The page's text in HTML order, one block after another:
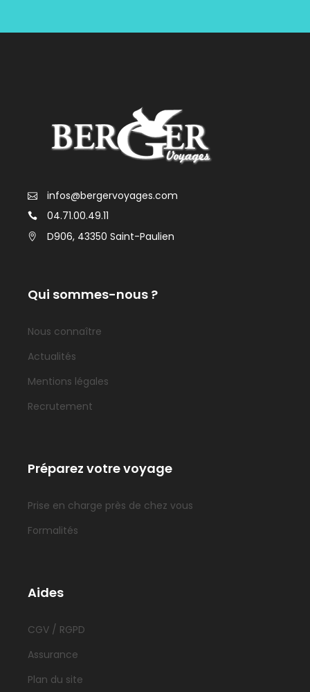
infos@bergervoyages.com
04.71.00.49.11
D906, 43350 Saint-Paulien
Qui sommes-nous ?
Nous connaître
Actualités
Mentions légales
Recrutement
Préparez votre voyage
Prise en charge près de chez vous
Formalités
Aides
CGV / RGPD
Assurance
Plan du site